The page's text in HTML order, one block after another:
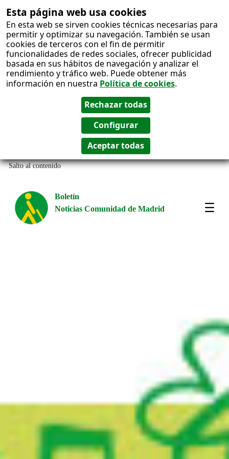
Esta página web usa cookies
En esta web se sirven cookies técnicas necesarias para
permitir y optimizar su navegación. También se usan
cookies de terceros con el fin de permitir
funcionalidades de redes sociales, ofrecer publicidad
basada en sus hábitos de navegación y analizar el
rendimiento y tráfico web. Puede obtener más
información en nuestra Política de cookies.
Salto al contenido
Boletín
Noticias Comunidad de Madrid